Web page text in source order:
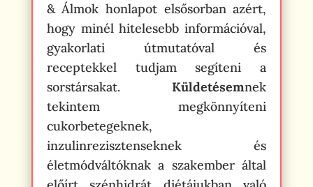
& Álmok honlapot elsősorban azért,
hogy minél hitelesebb információval,
gyakorlati útmutatóval és
receptekkel tudjam segíteni a
sorstársakat. Küldetésemnek
tekintem megkönnyíteni
cukorbetegeknek,
inzulinrezisztenseknek és
életmódváltóknak a szakember által